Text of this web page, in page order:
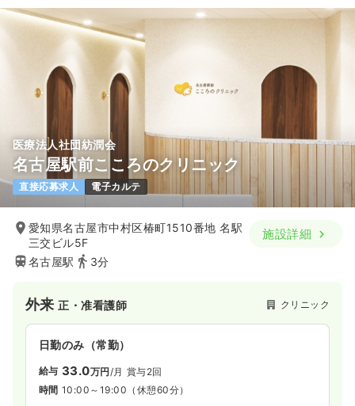
医療法人社団紡潤会
名古屋駅前こころのクリニック
直接応募求人 電子カルテ
愛知県名古屋市中村区椿町1510番地 名駅
三交ビル5F
名古屋駅
3分
施設詳細
外来正・准看護師 クリニック
日勤のみ（常勤）
給与 33.0万円/月 賞与2回
時間 10:00～19:00 （休憩60分）